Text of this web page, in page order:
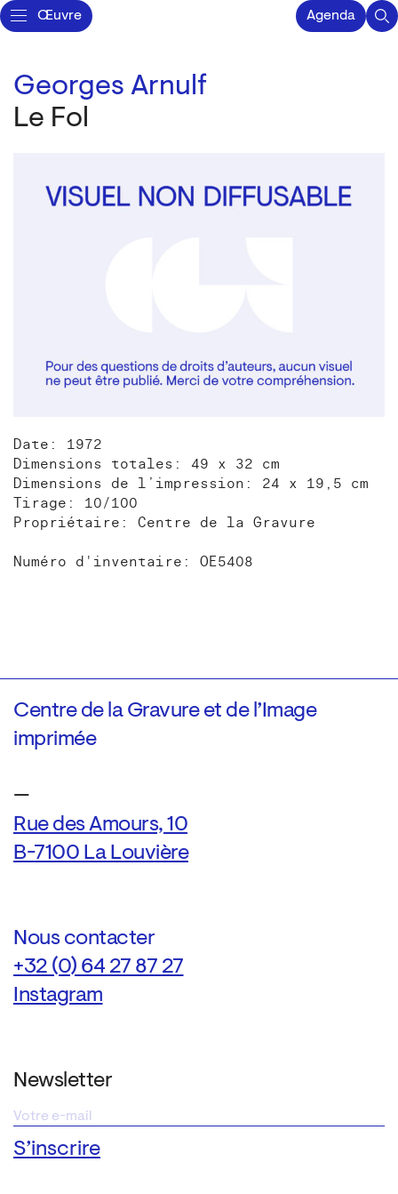
Œuvre Agenda
Georges Arnulf
Le Fol
Date: 1972
Dimensions totales: 49 x 32 cm
Dimensions de l’impression: 24 x 19,5 cm
Tirage: 10/100
Propriétaire: Centre de la Gravure
Numéro d'inventaire: OE5408
Centre de la Gravure et de l’Image
imprimée
—
Rue des Amours, 10
B-7100 La Louvière
Nous contacter
+32 (0) 64 27 87 27
Instagram
Newsletter